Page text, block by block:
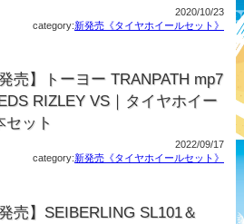
2020/10/23
category:新発売《タイヤホイールセット》
発売】トーヨー TRANPATH mp7
RIZLEY VS｜タイヤホイー
セット
2022/09/17
category:新発売《タイヤホイールセット》
発売】SEIBERLING SL101＆